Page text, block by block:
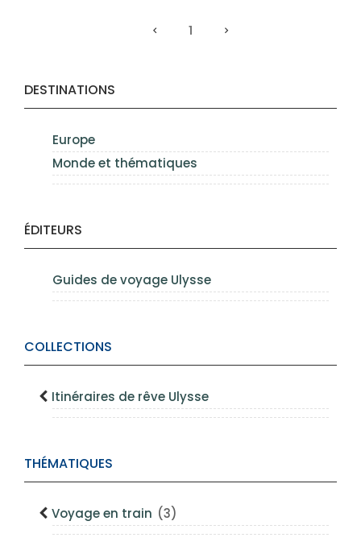
DESTINATIONS
Europe
Monde et thématiques
ÉDITEURS
Guides de voyage Ulysse
COLLECTIONS
Itinéraires de rêve Ulysse
THÉMATIQUES
Voyage en train (3)
1